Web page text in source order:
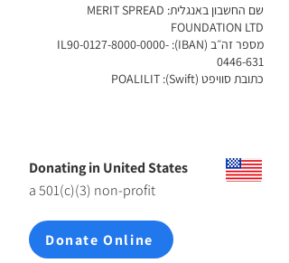
שם החשבון באנגלית: MERIT SPREAD
FOUNDATION LTD
מספר זה״ב (IBAN): IL90-0127-8000-0000-
0446-631
כתובת סוויפט (Swift): POALILIT
Donating in United States
a 501(c)(3) non-profit
Donate Online